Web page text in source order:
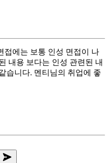
접에는 보통 인성 면접이 나
내용 보다는 인성 관련된 내
습니다. 멘티님의 취업에 좋